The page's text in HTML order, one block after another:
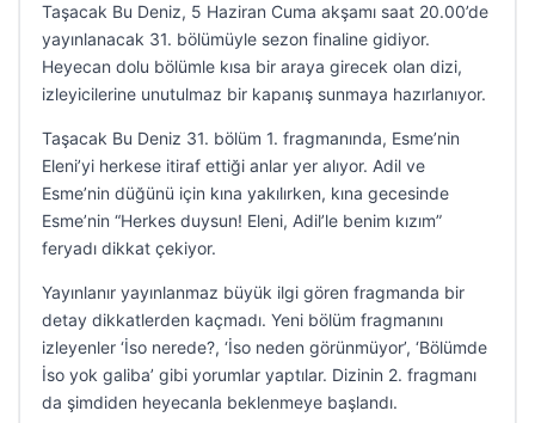
Taşacak Bu Deniz, 5 Haziran Cuma akşamı saat 20.00’de
yayınlanacak 31. bölümüyle sezon finaline gidiyor.
Heyecan dolu bölümle kısa bir araya girecek olan dizi,
izleyicilerine unutulmaz bir kapanış sunmaya hazırlanıyor.
Taşacak Bu Deniz 31. bölüm 1. fragmanında, Esme’nin
Eleni’yi herkese itiraf ettiği anlar yer alıyor. Adil ve
Esme’nin düğünü için kına yakılırken, kına gecesinde
Esme’nin “Herkes duysun! Eleni, Adil’le benim kızım”
feryadı dikkat çekiyor.
Yayınlanır yayınlanmaz büyük ilgi gören fragmanda bir
detay dikkatlerden kaçmadı. Yeni bölüm fragmanını
izleyenler ‘İso nerede?, ‘İso neden görünmüyor’, ‘Bölümde
İso yok galiba’ gibi yorumlar yaptılar. Dizinin 2. fragmanı
da şimdiden heyecanla beklenmeye başlandı.